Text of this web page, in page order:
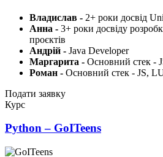
Владислав - 2+ роки досвід
Анна - 3+ роки досвіду
проєктів
Андрій - Java Developer
Маргарита - Основний стек -
Роман - Основний стек - JS,
Подати заявку
Курс
Python – GoITeens